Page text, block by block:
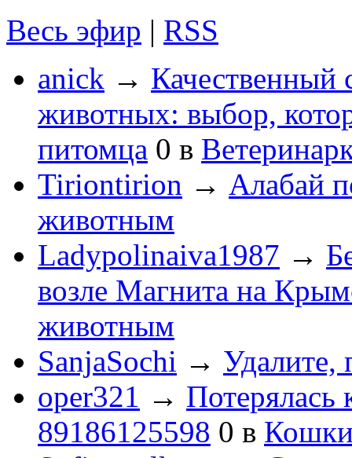
Весь эфир | RSS
anick → Качественный
животных: выбор,
питомца 0 в
Tiriontirion → Алабай
животным
Ladypolinaiva1987 →
возле Магнита на
животным
SanjaSochi → Удалите,
oper321 → Потерялась
89186125598 0 в